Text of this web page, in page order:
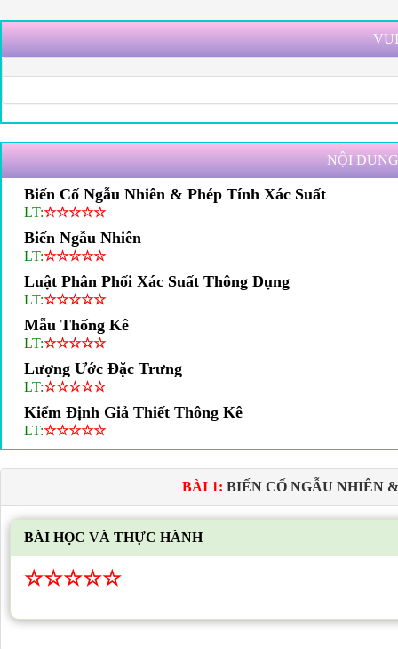
NỘI
Biến Cố Ngẫu Nhiên & Phép Tính Xác Suất
LT:☆☆☆☆☆
Biến Ngẫu Nhiên
LT:☆☆☆☆☆
Luật Phân Phối Xác Suất Thông Dụng
LT:☆☆☆☆☆
Mẫu Thống Kê
LT:☆☆☆☆☆
Lượng Ước Đặc Trưng
LT:☆☆☆☆☆
Kiểm Định Giả Thiết Thông Kê
LT:☆☆☆☆☆
BÀI 1: BIẾN CỐ NGẪU NHIÊN
BÀI HỌC VÀ THỰC HÀNH
☆☆☆☆☆